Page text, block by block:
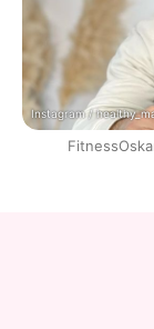
Instagram /